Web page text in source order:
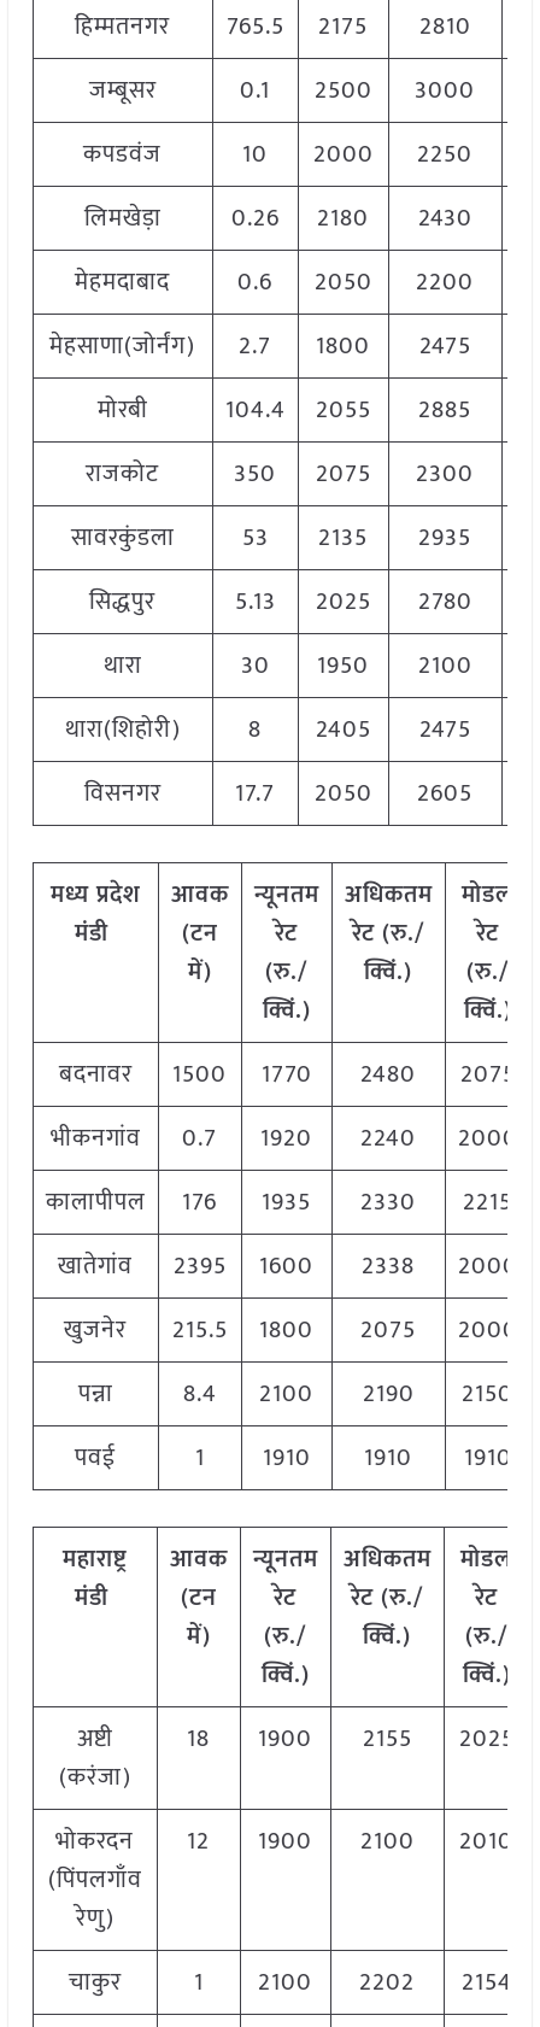
हिम्मतनगर
765.5 2175 2810
जम्बूसर
0.1 2500 3000
कपडवंज
10 2000 2250
लिमखेड़ा
0.26 2180 2430
मेहमदाबाद
0.6 2050 2200
मेहसाणा(जोर्नंग)
2.7 1800 2475
मोरबी
104.4 2055 2885
राजकोट
350 2075 2300
सावरकुंडला
53 2135 2935
सिद्धपुर
5.13 2025 2780
थारा
30 1950 2100
थारा(शिहोरी)
8 2405 2475
विसनगर
17.7 2050 2605
मध्यप्रदेश
मंडी
आवक
(टन
में)
न्यूनतम
रेट
(रु./
क्विं.)
अधिकतम
रेट (रु./
क्विं.)
मोडल
रेट
(रु./
क्विं.)
बदनावर
1500 1770 2480
2075
भीकनगांव
0.7 1920 2240
2000
कालापीपल
176 1935 2330
2215
खातेगांव
2395 1600 2338
2000
खुजनेर
215.5 1800 2075
2000
पन्ना
8.4 2100 2190
2150
पवई
1 1910 1910 1910
महाराष्ट्र
मंडी
आवक
(टन
में)
न्यूनतम
रेट
(रु./
क्विं.)
अधिकतम
रेट (रु./
क्विं.)
मोडल
रेट
(रु./
क्विं.)
अष्टी
(करंजा)
18 1900 2155 2025
भोकरदन
(पिंपलगाँव
रेणु)
12 1900 2100 2010
चाकुर 1 2100 2202
2154